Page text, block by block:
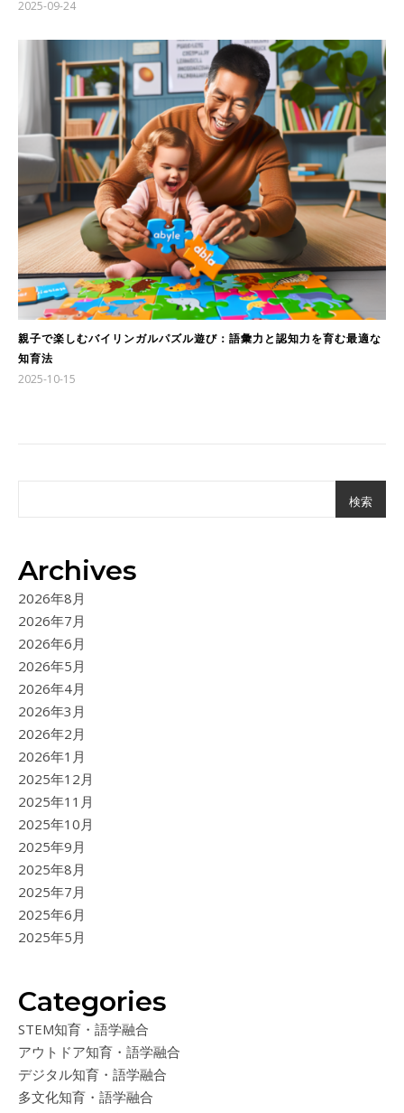
2025-09-24
親子で楽しむバイリンガルパズル遊び：語彙力と認知力を育む最適な
知育法
2025-10-15
検索
Archives
2026年8月
2026年7月
2026年6月
2026年5月
2026年4月
2026年3月
2026年2月
2026年1月
2025年12月
2025年11月
2025年10月
2025年9月
2025年8月
2025年7月
2025年6月
2025年5月
Categories
STEM知育・語学融合
アウトドア知育・語学融合
デジタル知育・語学融合
多文化知育・語学融合